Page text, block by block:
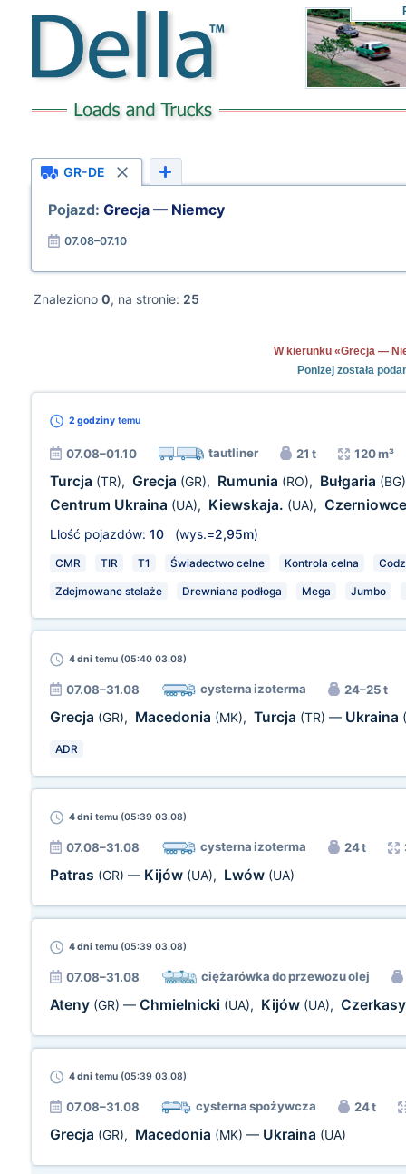
GR-DE
Pojazd: Grecja — Niemcy
07.08–07.10
Znaleziono 0, na stronie: 25
W kierunku «Grecja —
Poniżej została
2 godziny temu
07.08–01.10 tautliner 21 t 120 m³
Turcja (TR), Grecja (GR), Rumunia (RO), Bułgaria (BG)
Centrum Ukraina (UA), Kiewskaja. (UA),
Llość pojazdów: 10 (wys.=2,95m)
CMR TIR T1 Świadectwo celne Kontrola celna
Zdejmowane stelaże Drewniana podłoga Mega Jumbo
4 dni temu (05:40 03.08)
07.08–31.08 cysterna izoterma 24–25 t
Grecja (GR), Macedonia (MK), Turcja (TR) — Ukraina
ADR
4 dni temu (05:39 03.08)
07.08–31.08 cysterna izoterma 24 t
Patras (GR) — Kijów (UA), Lwów (UA)
4 dni temu (05:39 03.08)
07.08–31.08 ciężarówka do przewozu olej
Ateny (GR) — Chmielnicki (UA), Kijów (UA),
4 dni temu (05:39 03.08)
07.08–31.08 cysterna spożywcza 24 t
Grecja (GR), Macedonia (MK) — Ukraina (UA)